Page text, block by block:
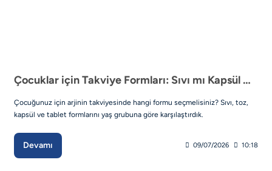
Çocuklar için Takviye Formları: Sıvı mı Kapsül mü? Rehber
Çocuğunuz için arjinin takviyesinde hangi formu seçmelisiniz? Sıvı, toz,
kapsül ve tablet formlarını yaş grubuna göre karşılaştırdık.
Devamı 09/07/2026 10:18